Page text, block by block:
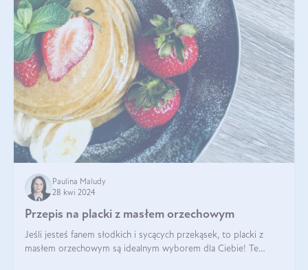
Paulina Maludy
28 kwi 2024
Przepis na placki z masłem orzechowym
Jeśli jesteś fanem słodkich i sycących przekąsek, to placki z
masłem orzechowym są idealnym wyborem dla Ciebie! Te